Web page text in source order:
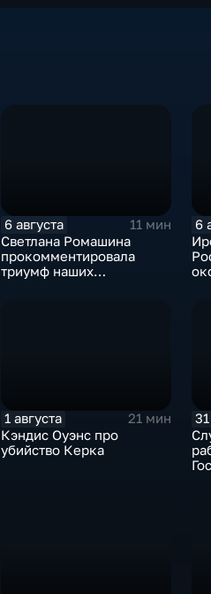
6 августа
11 мин
Светлана Ромашина
прокомментировала
триумф наших
6
1 августа
21 мин
Кэндис Оуэнс про
убийство Керка